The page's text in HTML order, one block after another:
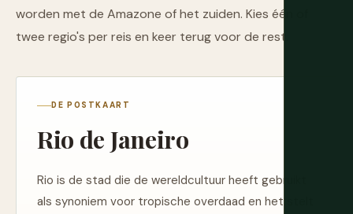
worden met de Amazone of het zuiden. Kies één of
twee regio's per reis en keer terug voor de rest.
DE POSTKAART
Rio de Janeiro
Rio is de stad die de wereldcultuur heeft gebruikt
als synoniem voor tropische overdaad en het stelt